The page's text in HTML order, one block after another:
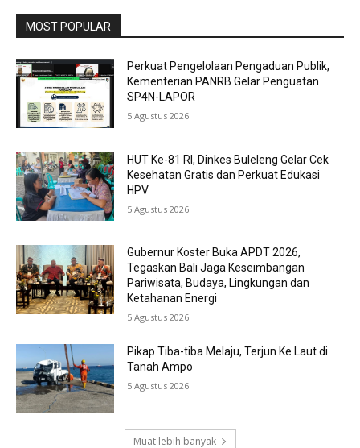
MOST POPULAR
Perkuat Pengelolaan Pengaduan Publik,
Kementerian PANRB Gelar Penguatan
SP4N-LAPOR
5 Agustus 2026
HUT Ke-81 RI, Dinkes Buleleng Gelar Cek
Kesehatan Gratis dan Perkuat Edukasi
HPV
5 Agustus 2026
Gubernur Koster Buka APDT 2026,
Tegaskan Bali Jaga Keseimbangan
Pariwisata, Budaya, Lingkungan dan
Ketahanan Energi
5 Agustus 2026
Pikap Tiba-tiba Melaju, Terjun Ke Laut di
Tanah Ampo
5 Agustus 2026
Muat lebih banyak